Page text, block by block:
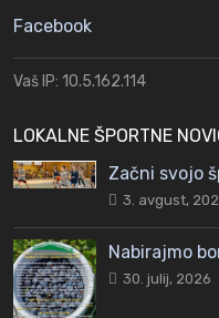
Facebook
Vaš IP: 10.5.162.114
LOKALNE ŠPORTNE
Začni svojo
3. avgust,
Nabirajmo
30. julij, 2026